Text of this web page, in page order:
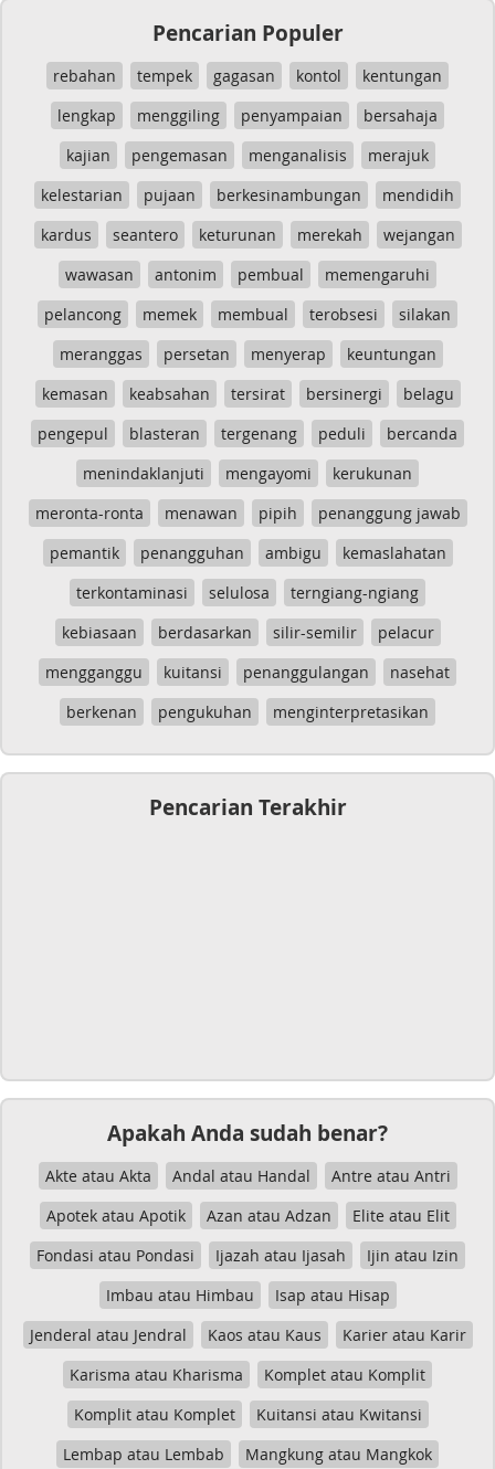
Pencarian Populer
rebahan tempek gagasan kontol
kentungan
lengkap
menggiling penyampaian
bersahaja
kajian
pengemasan menganalisis
merajuk
kelestarian
pujaan berkesinambungan
mendidih
kardus
seantero keturunan merekah
wejangan
wawasan
antonim pembual
memengaruhi
pelancong
memek membual terobsesi
silakan
meranggas
persetan menyerap
keuntungan
kemasan
keabsahan tersirat bersinergi
belagu
pengepul
blasteran tergenang peduli
bercanda
menindaklanjuti
mengayomi
kerukunan
meronta-ronta
menawan pipih
penanggung jawab
pemantik
penangguhan ambigu
kemaslahatan
terkontaminasi
selulosa
terngiang-ngiang
kebiasaan
berdasarkan silir-semilir
pelacur
mengganggu
kuitansi penanggulangan
nasehat
berkenan
pengukuhan menginterpretasikan
Pencarian Terakhir
Apakah Anda sudah benar?
Akte atau Akta Andal atau Handal
Antre atau Antri
Apotek atau Apotik
Azan atau Adzan
Elite atau Elit
Fondasi atau Pondasi
Ijazah atau Ijasah
Ijin atau Izin
Imbau atau Himbau
Isap atau Hisap
Jenderal atau Jendral
Kaos atau Kaus
Karier atau Karir
Karisma atau Kharisma
Komplet atau Komplit
Komplit atau Komplet
Kuitansi atau Kwitansi
Lembap atau Lembab
Mangkung atau Mangkok